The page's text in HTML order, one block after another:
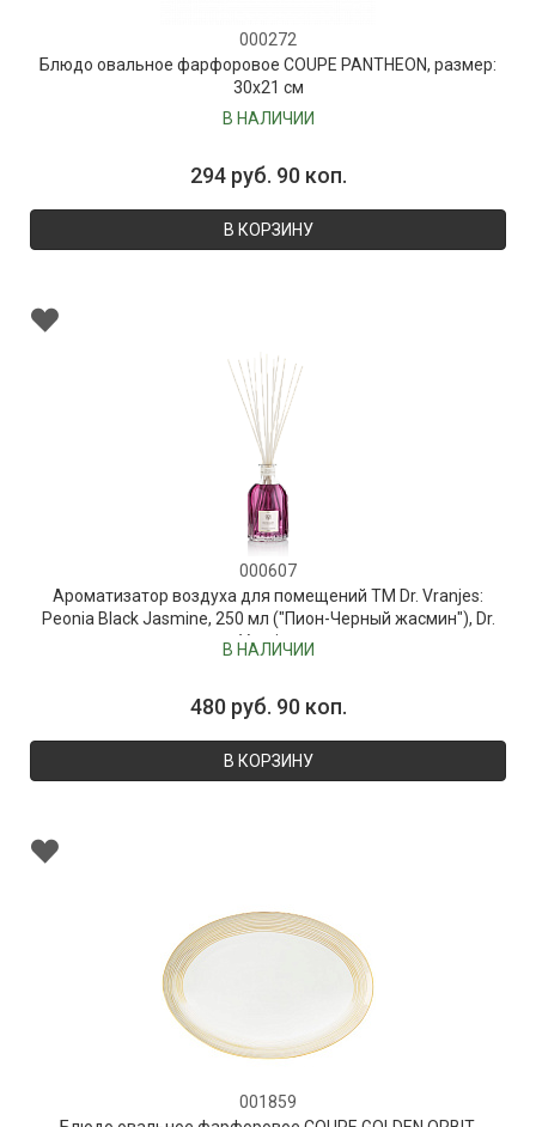
000272
Блюдо овальное фарфоровое COUPE PANTHEON, размер:
30х21 см
В НАЛИЧИИ
294 руб. 90 коп.
В КОРЗИНУ
000607
Ароматизатор воздуха для помещений ТМ Dr. Vranjes:
Peonia Black Jasmine, 250 мл ("Пион-Черный жасмин"), Dr.
Vranjes
В НАЛИЧИИ
480 руб. 90 коп.
В КОРЗИНУ
001859